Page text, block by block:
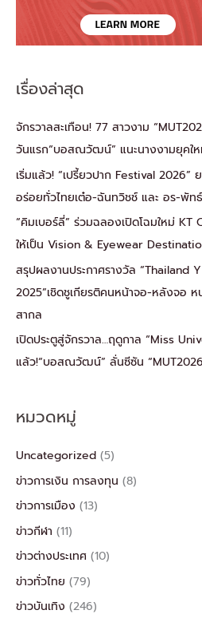
เรื่องล่าสุด
จักรวาลสะเทือน! 77 สาวงาม
วันแรก“บอสณวัฒน์” แนะนางงามยุคใ
เริ่มแล้ว! “เปรี้ยวปาก Festival
อร่อยทั่วไทยเต๋อ-ฉันทวิชช์ และ อร-พัท
“คิมเบอร์ลี่” ร่วมฉลองเปิดโฉมใหม่ KT
ให้เป็น Vision & Eyewear
สรุปผลงานประกาศรางวัล “Thailand
2025”เชิดชูเกียรติคนหน้าจอ-หลังจอ
สากล
เปิดประตูสู่จักรวาล…ฤดูกาล “Miss
แล้ว!“บอสณวัฒน์” ลั่นซีซัน
หมวดหมู่
Uncategorized (5)
ข่าวการเงิน การลงทุน (8)
ข่าวการเมือง (13)
ข่าวกีฬา (11)
ข่าวต่างประเทศ (10)
ข่าวทั่วไทย (79)
ข่าวบันเทิง (246)